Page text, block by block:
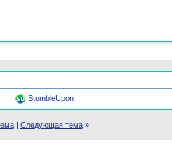
StumbleUpon
| Следующая тема »